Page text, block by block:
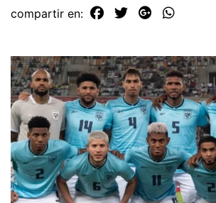
compartir en: